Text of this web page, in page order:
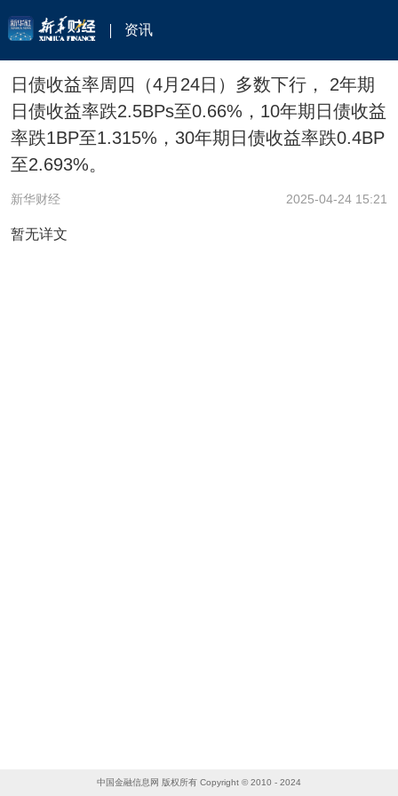
资讯
日债收益率周四（4月24日）多数下行， 2年期
日债收益率跌2.5BPs至0.66%，10年期日债收益
率跌1BP至1.315%，30年期日债收益率跌0.4BP
至2.693%。
新华财经 2025-04-24 15:21
暂无详文
中国金融信息网 版权所有 Copyright © 2010 - 2024